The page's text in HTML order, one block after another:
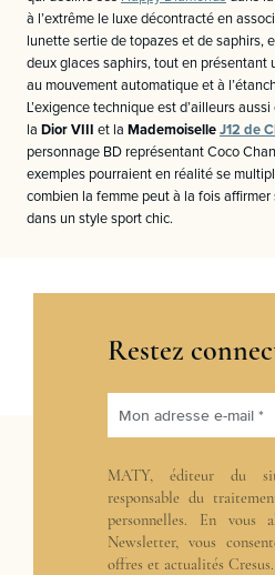
à l’extrême le luxe décontracté en
lunette sertie de topazes et de saphirs,
deux glaces saphirs, tout en présentant
au mouvement automatique et à
L’exigence technique est d’ailleurs
la Dior VIII et la Mademoiselle J12 de
personnage BD représentant Coco
exemples pourraient en réalité se
combien la femme peut à la fois
dans un style sport chic.
Restez
Mon adresse e-mail *
MATY, éditeur du
responsable du
personnelles. En vous
Newsletter, vous
offres et actualités